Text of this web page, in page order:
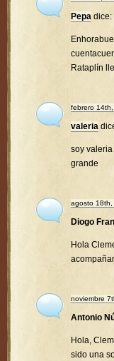
Pepa dice:
Rataplín
febrero
valeria
soy
grande
agosto
Diogo
Hola
noviembre
Antonio
Hola,
sido una